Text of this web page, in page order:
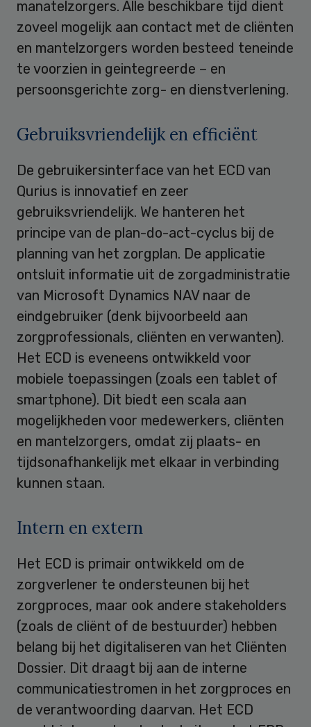
manatelzorgers. Alle beschikbare tijd dient
zoveel mogelijk aan contact met de cliënten
en mantelzorgers worden besteed teneinde
te voorzien in geintegreerde – en
persoonsgerichte zorg- en dienstverlening.
Gebruiksvriendelijk en efficiënt
De gebruikersinterface van het ECD van
Qurius is innovatief en zeer
gebruiksvriendelijk. We hanteren het
principe van de plan-do-act-cyclus bij de
planning van het zorgplan. De applicatie
ontsluit informatie uit de zorgadministratie
van Microsoft Dynamics NAV naar de
eindgebruiker (denk bijvoorbeeld aan
zorgprofessionals, cliënten en verwanten).
Het ECD is eveneens ontwikkeld voor
mobiele toepassingen (zoals een tablet of
smartphone). Dit biedt een scala aan
mogelijkheden voor medewerkers, cliënten
en mantelzorgers, omdat zij plaats- en
tijdsonafhankelijk met elkaar in verbinding
kunnen staan.
Intern en extern
Het ECD is primair ontwikkeld om de
zorgverlener te ondersteunen bij het
zorgproces, maar ook andere stakeholders
(zoals de cliënt of de bestuurder) hebben
belang bij het digitaliseren van het Cliënten
Dossier. Dit draagt bij aan de interne
communicatiestromen in het zorgproces en
de verantwoording daarvan. Het ECD